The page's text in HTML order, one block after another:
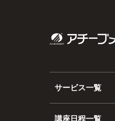
サービス一覧
講座日程一覧